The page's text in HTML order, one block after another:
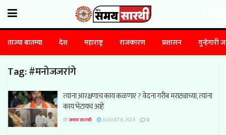
ताज्या बातम्या देश महाराष्ट्र राजकारण प्रशासन गुन्हेगारी
Tag:#मनोजजरांगे
त्यांना आरक्षणाच काय कळणार ? वेदना गरीब मराठ्याच्या, त्यांना
काय भेटायचं आहे
BYसमय सारथी AUGUST 6, 2024 0